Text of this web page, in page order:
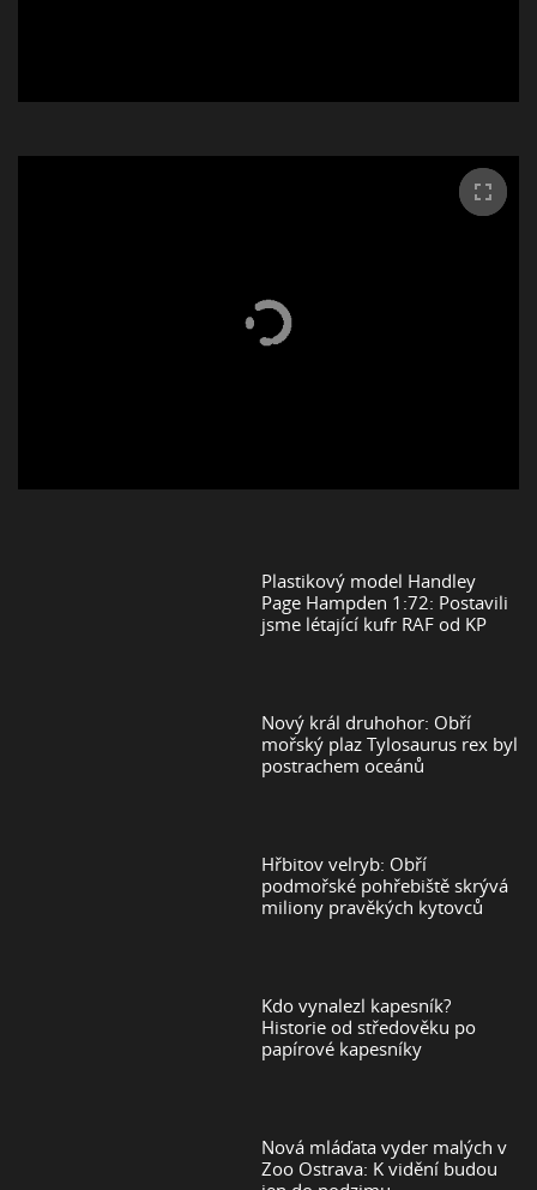
Plastikový model Handley
Page Hampden 1:72: Postavili
jsme létající kufr RAF od KP
Nový král druhohor: Obří
mořský plaz Tylosaurus rex byl
postrachem oceánů
Hřbitov velryb: Obří
podmořské pohřebiště skrývá
miliony pravěkých kytovců
Kdo vynalezl kapesník?
Historie od středověku po
papírové kapesníky
Nová mláďata vyder malých v
Zoo Ostrava: K vidění budou